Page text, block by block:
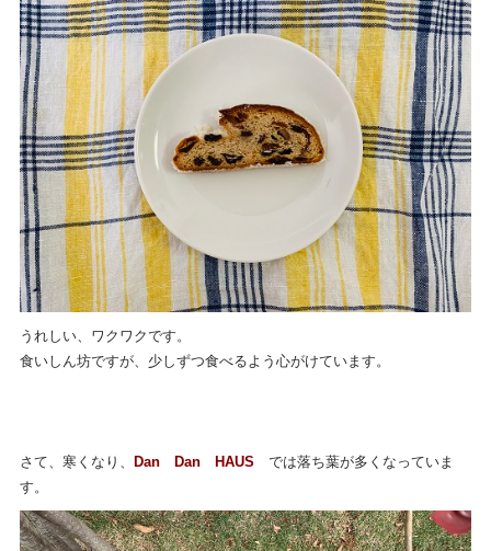
うれしい、ワクワクです。
食いしん坊ですが、少しずつ食べるよう心がけています。
さて、寒くなり、 Dan Dan HAUS では落ち葉が多くなっていま
す。